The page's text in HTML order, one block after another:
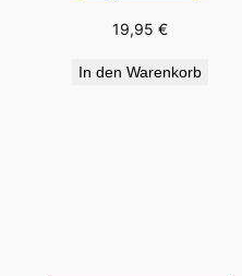
19,95€
In den Warenkorb